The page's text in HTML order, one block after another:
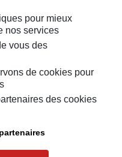
A MIJOTER
pour mieux
nos services
vous des
de cookies pour
des cookies